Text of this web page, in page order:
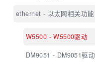
ethernet - 以太网相关功能
W5500 - W5500驱动
DM9051 - DM9051驱动